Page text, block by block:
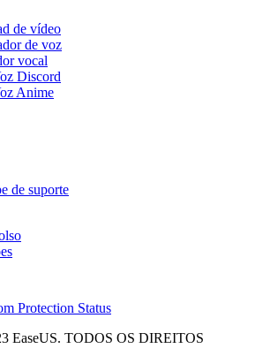
de vídeo
de voz
vocal
Discord
Anime
de suporte
EaseUS. TODOS OS DIREITOS